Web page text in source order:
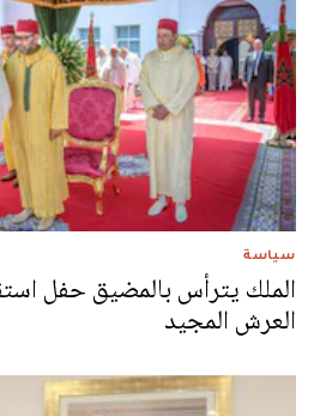
سياسة
الملك يترأس بالمضيق حفل
العرش المجيد